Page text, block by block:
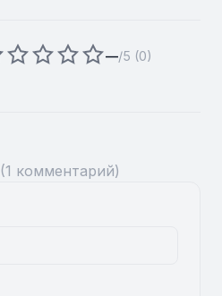
—/5 (0)
(1 комментарий)